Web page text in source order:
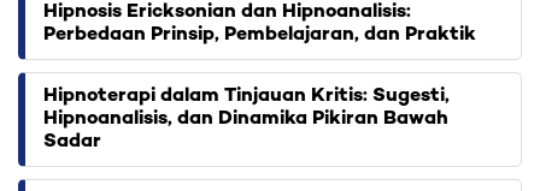
Hipnosis Ericksonian dan Hipnoanalisis:
Perbedaan Prinsip, Pembelajaran, dan Praktik
Hipnoterapi dalam Tinjauan Kritis: Sugesti,
Hipnoanalisis, dan Dinamika Pikiran Bawah
Sadar